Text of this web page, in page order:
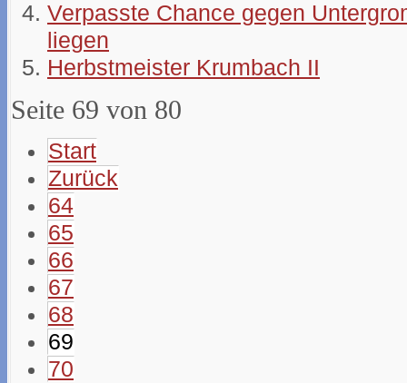
Verpasste Chance gegen
liegen
Herbstmeister Krumbach II
Seite 69 von 80
Start
Zurück
64
65
66
67
68
69
70